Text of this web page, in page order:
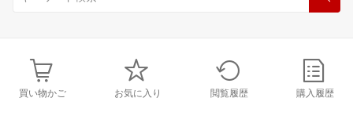
買い物かご お気に入り 閲覧履歴 購入履歴